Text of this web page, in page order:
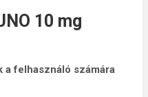
10 mg
a felhasználó számára